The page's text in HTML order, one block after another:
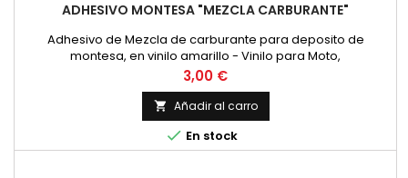
ADHESIVO MONTESA "MEZCLA CARBURANTE"
Adhesivo de Mezcla de carburante para deposito de
montesa, en vinilo amarillo - Vinilo para Moto,
m&aacute;xima Calidad.
Precio
3,00 €
 Añadir al carro
 En stock